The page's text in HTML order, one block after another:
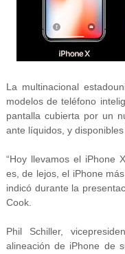
La multinacional
modelos de teléfono
pantalla cubierta por un
ante líquidos, y
“Hoy llevamos el iPhone
es, de lejos, el iPhone
indicó durante la
Cook.
Phil Schiller,
alineación de iPhone de